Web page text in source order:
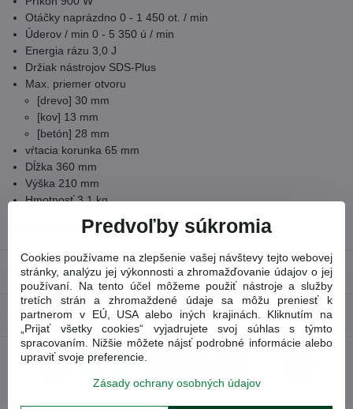
Otáčky naprázdno 0 - 1 450 ot. / min
Úderov / min 0 - 5 350 ú / min
Energia rázu 3,0 J
Držiak nástrojov SDS-Plus
Max. priemer otvoru
[drevo] 30 mm
[kov] 13 mm
[betón] 28 mm
vŕtacia korunka 65 mm
Dĺžka 360 mm
Výška 210 mm
Hmotnosť 3,1 kg
Tovarové číslo:D25144K
Recenzie 0
Diskusia
Predvoľby súkromia
Cookies používame na zlepšenie vašej návštevy tejto webovej
stránky, analýzu jej výkonnosti a zhromažďovanie údajov o jej
používaní. Na tento účel môžeme použiť nástroje a služby
tretích strán a zhromaždené údaje sa môžu preniesť k
partnerom v EÚ, USA alebo iných krajinách. Kliknutím na
„Prijať všetky cookies“ vyjadrujete svoj súhlas s týmto
spracovaním. Nižšie môžete nájsť podrobné informácie alebo
upraviť svoje preferencie.
Zásady ochrany osobných údajov